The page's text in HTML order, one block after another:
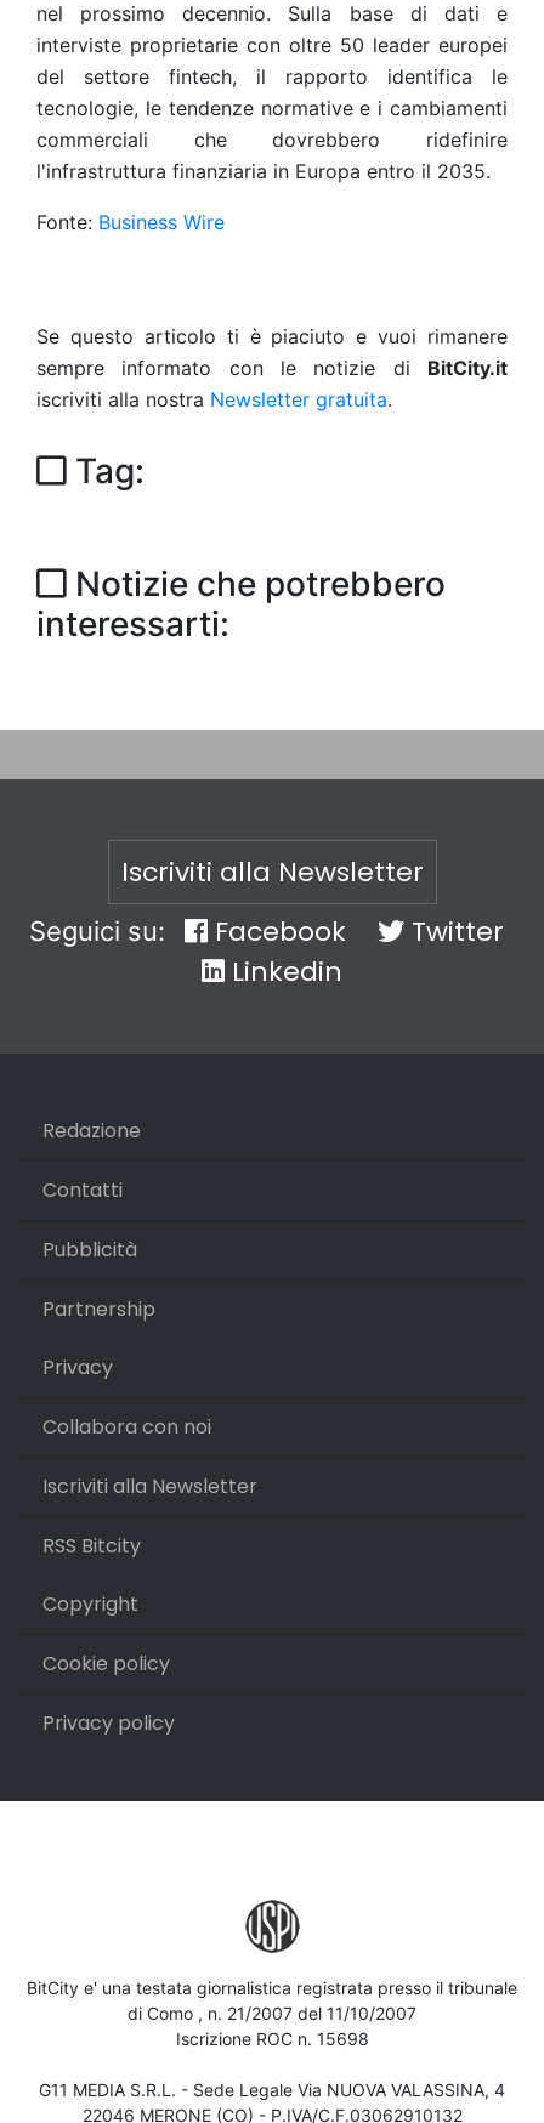
nel prossimo decennio. Sulla base di dati e
interviste proprietarie con oltre 50 leader europei
del settore fintech, il rapporto identifica le
tecnologie, le tendenze normative e i cambiamenti
commerciali che dovrebbero ridefinire
l'infrastruttura finanziaria in Europa entro il 2035.
Fonte: Business Wire
Se questo articolo ti è piaciuto e vuoi rimanere
sempre informato con le notizie di BitCity.it
iscriviti alla nostra Newsletter gratuita.
Tag:
Notizie che potrebbero
interessarti:
Iscriviti alla Newsletter
Seguici su: Facebook
Twitter
Linkedin
Redazione
Contatti
Pubblicità
Partnership
Privacy
Collabora con noi
Iscriviti alla Newsletter
RSS Bitcity
Copyright
Cookie policy
Privacy policy
BitCity e' una testata giornalistica registrata presso il tribunale
di Como , n. 21/2007 del 11/10/2007
Iscrizione ROC n. 15698
G11 MEDIA S.R.L. - Sede Legale Via NUOVA VALASSINA, 4
22046 MERONE (CO) - P.IVA/C.F.03062910132